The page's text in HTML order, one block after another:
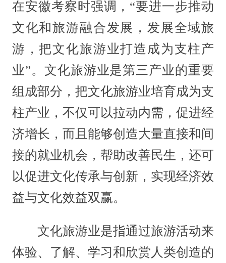
在安徽考察时强调，“要进一步推动
文化和旅游融合发展，发展全域旅
游，把文化旅游业打造成为支柱产
业”。文化旅游业是第三产业的重要
组成部分，把文化旅游业培育成为支
柱产业，不仅可以拉动内需，促进经
济增长，而且能够创造大量直接和间
接的就业机会，帮助改善民生，还可
以促进文化传承与创新，实现经济效
益与文化效益双赢。
文化旅游业是指通过旅游活动来
体验、了解、学习和欣赏人类创造的